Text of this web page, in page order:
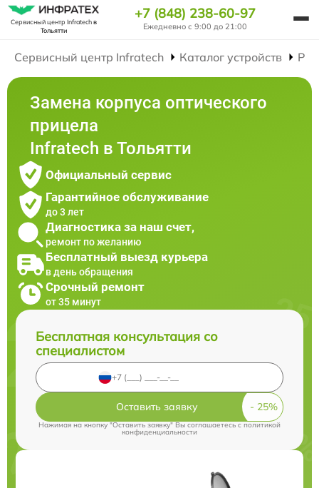
Сервисный центр Infratechв
Тольятти
+7 (848) 238-60-97
Ежедневно с 9:00 до 21:00
Сервисный центр Infratech Каталог устройств
Замена корпуса оптического
прицела
Infratech в Тольятти
Официальный сервис
Гарантийное обслуживание
до 3 лет
Диагностика за наш счет,
ремонт по желанию
Бесплатный выезд курьера
в день обращения
Срочный ремонт
от 35 минут
Бесплатная консультация со
специалистом
Оставить заявку
Нажимая на кнопку "Оставить заявку" Вы соглашаетесь cполитикой
конфиденциальности